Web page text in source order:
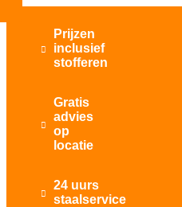

Prijzen
inclusief
stofferen

Gratis
advies
op
locatie

24 uurs
staalservice